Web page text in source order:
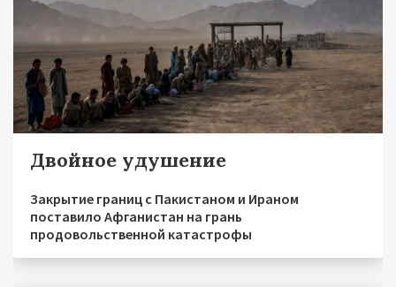
Двойное удушение
Закрытие границ с Пакистаном и Ираном
поставило Афганистан на грань
продовольственной катастрофы